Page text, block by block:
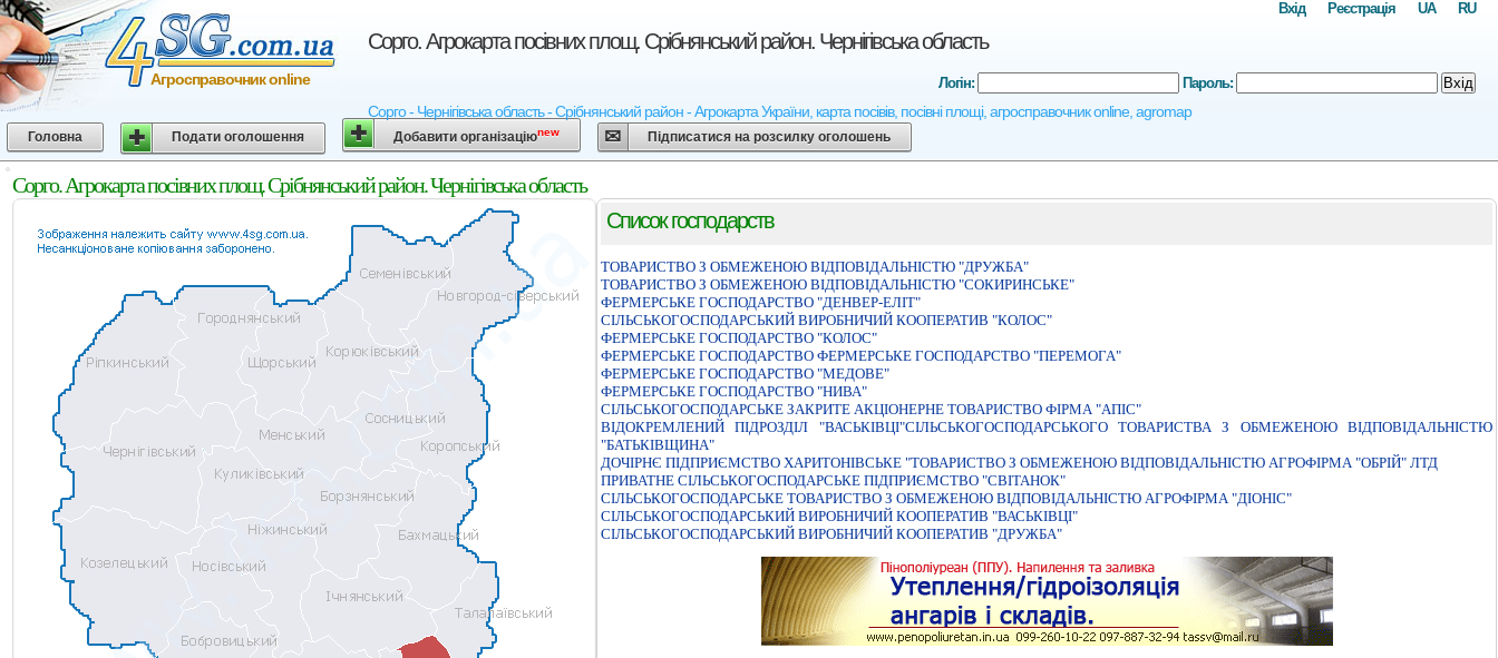
Сорго. Агрокарта посівних площ. Срібнянський район. Чернігівська область
Сорго - Чернігівська область - Срібнянський район - Агрокарта України, карта посівів, посівні площі, агросправочник online, agromap
Агросправочник online
RU
UA
Реєстрація
Вхід
Логін: Пароль: Вхід
Головна Подати оголошення Добавити організаціюnew Підписатися на розсилку оголошень
Сорго. Агрокарта посівних площ. Срібнянський район. Чернігівська область
Список господарств
ТОВАРИСТВО З ОБМЕЖЕНОЮ ВІДПОВІДАЛЬНІСТЮ "ДРУЖБА"
ТОВАРИСТВО З ОБМЕЖЕНОЮ ВIДПОВIДАЛЬНIСТЮ "СОКИРИНСЬКЕ"
ФЕРМЕРСЬКЕ ГОСПОДАРСТВО "ДЕНВЕР-ЕЛIТ"
СIЛЬСЬКОГОСПОДАРСЬКИЙ ВИРОБНИЧИЙ КООПЕРАТИВ "КОЛОС"
ФЕРМЕРСЬКЕ ГОСПОДАРСТВО "КОЛОС"
ФЕРМЕРСЬКЕ ГОСПОДАРСТВО ФЕРМЕРСЬКЕ ГОСПОДАРСТВО "ПЕРЕМОГА"
ФЕРМЕРСЬКЕ ГОСПОДАРСТВО "МЕДОВЕ"
ФЕРМЕРСЬКЕ ГОСПОДАРСТВО "НИВА"
СIЛЬСЬКОГОСПОДАРСЬКЕ ЗАКРИТЕ АКЦIОНЕРНЕ ТОВАРИСТВО ФIРМА "АПIС"
ВІДОКРЕМЛЕНИЙ ПІДРОЗДІЛ "ВАСЬКІВЦІ"СІЛЬСЬКОГОСПОДАРСЬКОГО ТОВАРИСТВА З ОБМЕЖЕНОЮ ВІДПОВІДАЛЬНІСТЮ
"БАТЬКІВЩИНА"
ДОЧІРНЄ ПІДПРИЄМСТВО ХАРИТОНІВСЬКЕ "ТОВАРИСТВО З ОБМЕЖЕНОЮ ВІДПОВІДАЛЬНІСТЮ АГРОФІРМА "ОБРІЙ" ЛТД
ПРИВАТНЕ СІЛЬСЬКОГОСПОДАРСЬКЕ ПІДПРИЄМСТВО "СВІТАНОК"
СIЛЬСЬКОГОСПОДАРСЬКЕ ТОВАРИСТВО З ОБМЕЖЕНОЮ ВIДПОВIДАЛЬНIСТЮ АГРОФIРМА "ДIОНIС"
СIЛЬСЬКОГОСПОДАРСЬКИЙ ВИРОБНИЧИЙ КООПЕРАТИВ "ВАСЬКIВЦI"
СIЛЬСЬКОГОСПОДАРСЬКИЙ ВИРОБНИЧИЙ КООПЕРАТИВ "ДРУЖБА"